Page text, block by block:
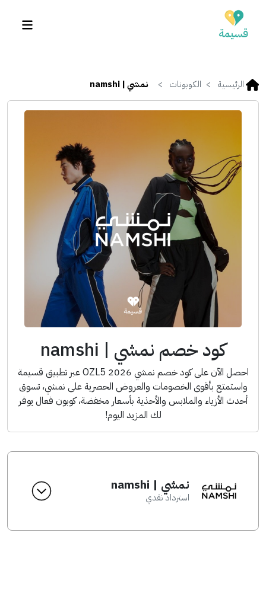
الرئيسية الكوبونات نمشي | namshi
كود خصم نمشي | namshi
احصل الآن على كود خصم نمشي 2026 OZL5 عبر تطبيق قسيمة
واستمتع بأقوى الخصومات والعروض الحصرية على نمشي، تسوق
أحدث الأزياء والملابس والأحذية بأسعار مخفضة، كوبون فعال يوفر
لك المزيد اليوم!
نمشي | namshi
استرداد نقدي